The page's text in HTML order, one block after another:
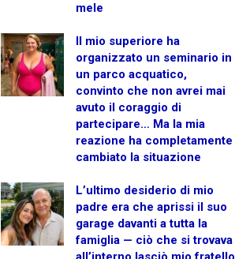
mele
Il mio superiore ha
organizzato un seminario in
un parco acquatico,
convinto che non avrei mai
avuto il coraggio di
partecipare… Ma la mia
reazione ha completamente
cambiato la situazione
L’ultimo desiderio di mio
padre era che aprissi il suo
garage davanti a tutta la
famiglia — ciò che si trovava